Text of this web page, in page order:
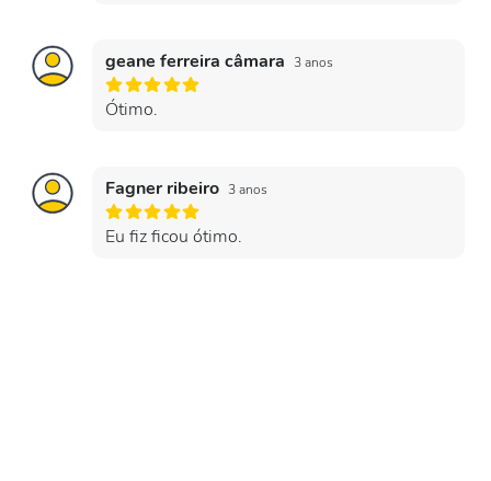
geane ferreira câmara 3 anos
Ótimo.
Fagner ribeiro 3 anos
Eu fiz ficou ótimo.